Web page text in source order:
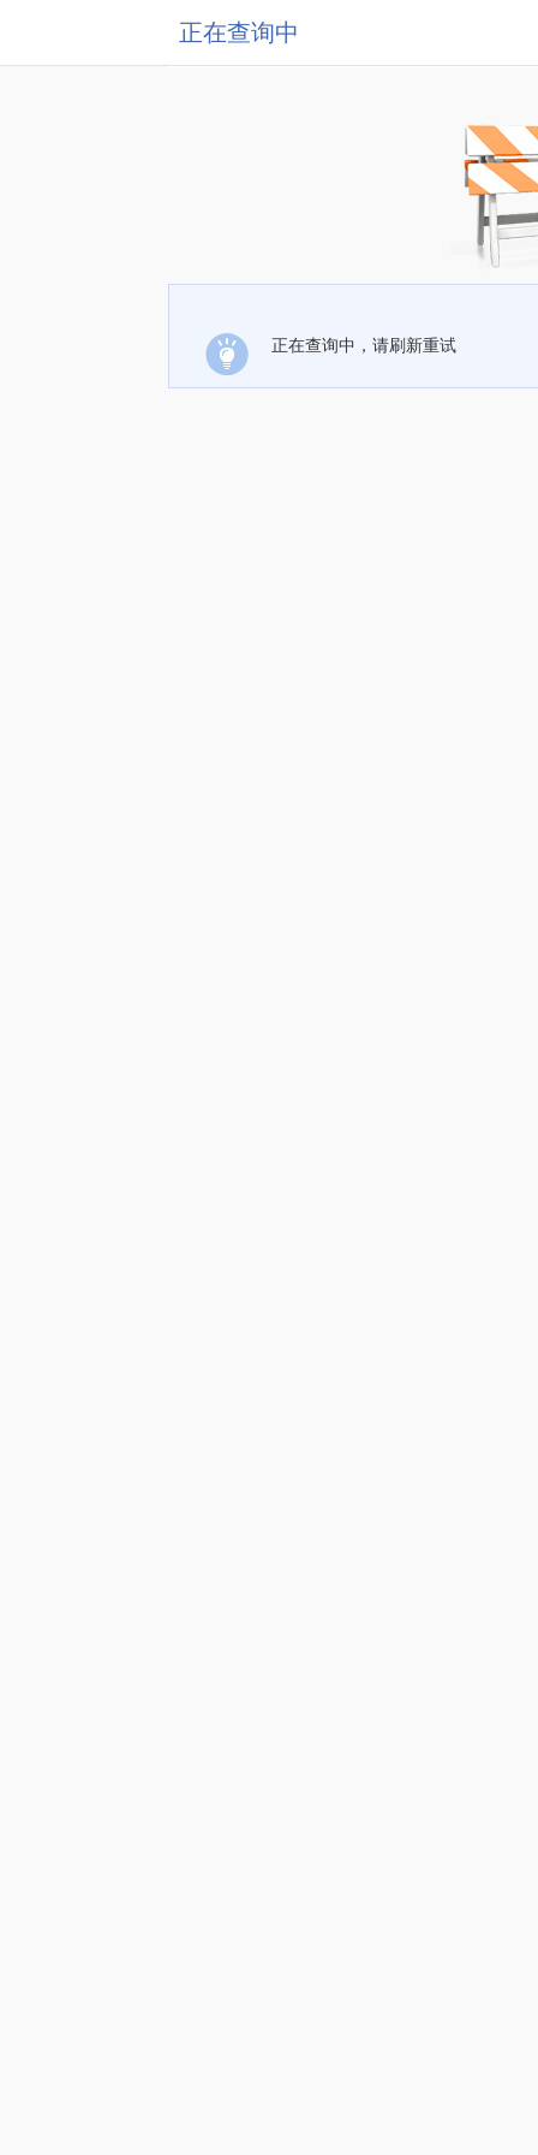
正在查询中
正在查询中，请刷新重试